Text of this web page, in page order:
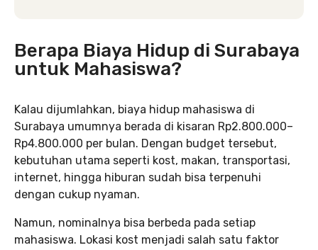
Berapa Biaya Hidup di Surabaya
untuk Mahasiswa?
Kalau dijumlahkan, biaya hidup mahasiswa di
Surabaya umumnya berada di kisaran Rp2.800.000–
Rp4.800.000 per bulan. Dengan budget tersebut,
kebutuhan utama seperti kost, makan, transportasi,
internet, hingga hiburan sudah bisa terpenuhi
dengan cukup nyaman.
Namun, nominalnya bisa berbeda pada setiap
mahasiswa. Lokasi kost menjadi salah satu faktor